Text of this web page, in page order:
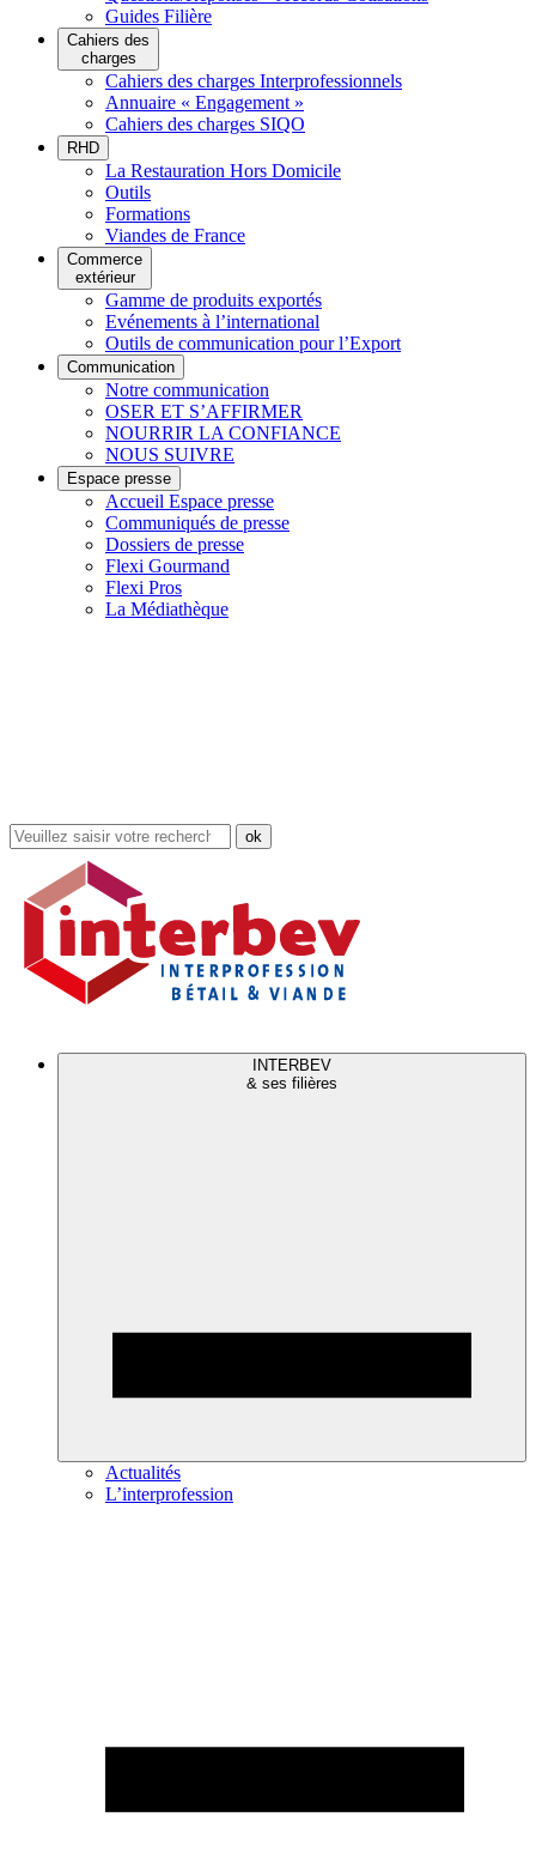
Guides Filière
Cahiers des
charges
Cahiers des charges Interprofessionnels
Annuaire « Engagement »
Cahiers des charges SIQO
RHD
La Restauration Hors Domicile
Outils
Formations
Viandes de France
Commerce
extérieur
Gamme de produits exportés
Evénements à l’international
Outils de communication pour l’Export
Communication
Notre communication
OSER ET S’AFFIRMER
NOURRIR LA CONFIANCE
NOUS SUIVRE
Espace presse
Accueil Espace presse
Communiqués de presse
Dossiers de presse
Flexi Gourmand
Flexi Pros
La Médiathèque
Rechercher
dans
site
INTERBEV
& ses filières
Actualités
L’interprofession